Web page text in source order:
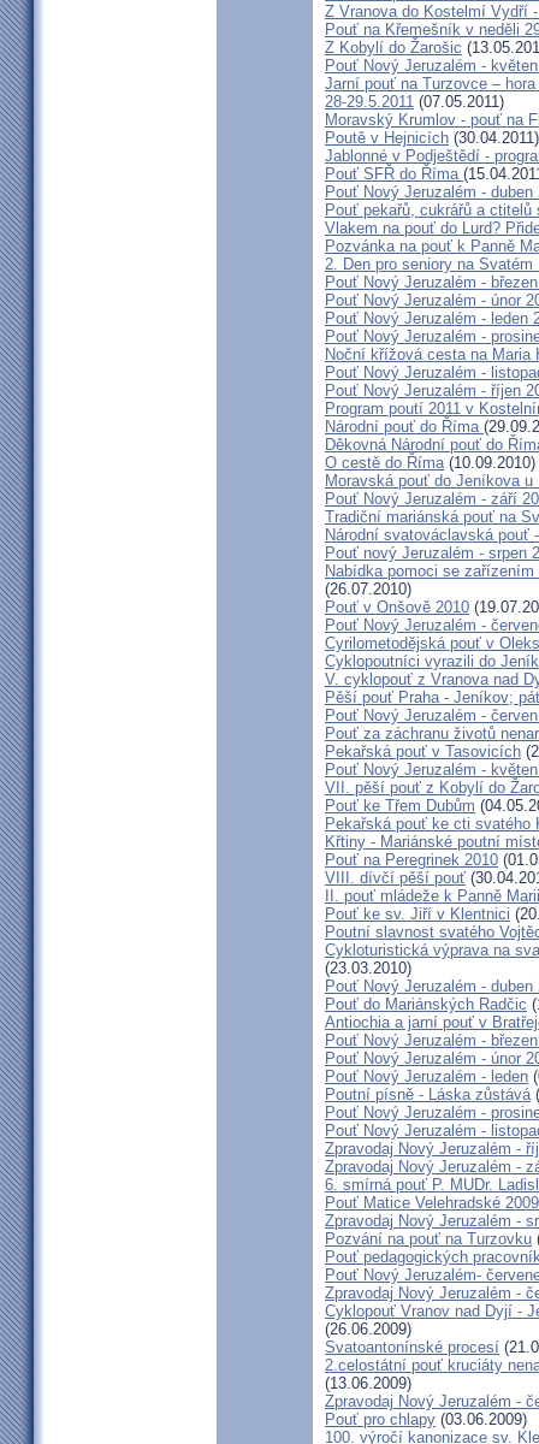
Z Vranova do Kostelmí Vydří
Pouť na Křemešník v neděli
Z Kobylí do Žarošic
Pouť Nový Jeruzalém -
Jarní pouť na Turzovce –
28-29.5.2011 (07.05.2011)
Moravský Krumlov - pouť na
Poutě v Hejnicích (30.04.2011)
Jablonné v Podještědí -
Pouť SFŘ do Říma
Pouť Nový Jeruzalém - duben
Pouť pekařů, cukrářů a ctitelů
Vlakem na pouť do Lurd?
Pozvánka na pouť k Panně
2. Den pro seniory na
Pouť Nový Jeruzalém -
Pouť Nový Jeruzalém - únor
Pouť Nový Jeruzalém - leden
Pouť Nový Jeruzalém -
Noční křížová cesta na Maria
Pouť Nový Jeruzalém -
Pouť Nový Jeruzalém - říjen
Program poutí 2011 v
Národní pouť do Říma
Děkovná Národní pouť do
O cestě do Říma(10.09.2010)
Moravská pouť do Jeníkova u
Pouť Nový Jeruzalém - září
Tradiční mariánská pouť na
Národní svatováclavská pouť
Pouť nový Jeruzalém - srpen
Nabídka pomoci se
(26.07.2010)
Pouť v Onšově 2010
Pouť Nový Jeruzalém -
Cyrilometodějská pouť v
Cyklopoutníci vyrazili do
V. cyklopouť z Vranova nad
Pěší pouť Praha - Jeníkov;
Pouť Nový Jeruzalém -
Pouť za záchranu životů
Pekařská pouť v Tasovicích
Pouť Nový Jeruzalém -
VII. pěší pouť z Kobylí do
Pouť ke Třem Dubům
Pekařská pouť ke cti svatého
Křtiny - Mariánské poutní
Pouť na Peregrinek 2010
VIII. dívčí pěší pouť
II. pouť mládeže k Panně
Pouť ke sv. Jiří v Klentnici
Poutní slavnost svatého
Cykloturistická výprava na
(23.03.2010)
Pouť Nový Jeruzalém - duben
Pouť do Mariánských Radčic
Antiochia a jarní pouť v
Pouť Nový Jeruzalém -
Pouť Nový Jeruzalém - únor
Pouť Nový Jeruzalém - leden
Poutní písně - Láska zůstává
Pouť Nový Jeruzalém -
Pouť Nový Jeruzalém -
Zpravodaj Nový Jeruzalém -
Zpravodaj Nový Jeruzalém -
6. smírná pouť P. MUDr.
Pouť Matice Velehradské 2009
Zpravodaj Nový Jeruzalém -
Pozvání na pouť na Turzovku
Pouť pedagogických
Pouť Nový Jeruzalém-
Zpravodaj Nový Jeruzalém -
Cyklopouť Vranov nad Dyjí -
(26.06.2009)
Svatoantonínské procesí
2.celostátní pouť kruciáty
(13.06.2009)
Zpravodaj Nový Jeruzalém -
Pouť pro chlapy (03.06.2009)
100. výročí kanonizace sv.